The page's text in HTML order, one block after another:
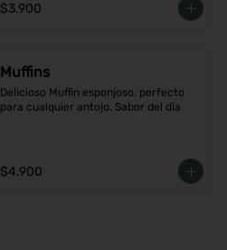
$3.900
Muffins
Delicioso Muffin esponjoso, perfecto
para cualquier antojo. Sabor del día
$4.900